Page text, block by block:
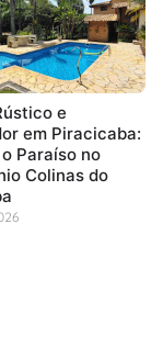
e
em Piracicaba:
Paraíso no
Colinas do